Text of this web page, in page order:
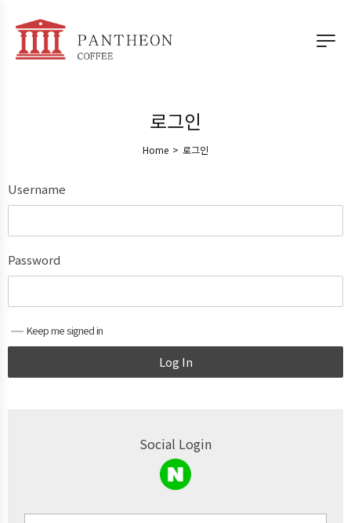
로그인
Home > 로그인
Username
Password
Keep me signed in
Log In
Social Login